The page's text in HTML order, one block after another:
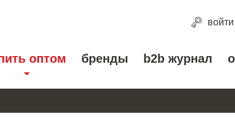
войти
оптом бренды b2b журнал